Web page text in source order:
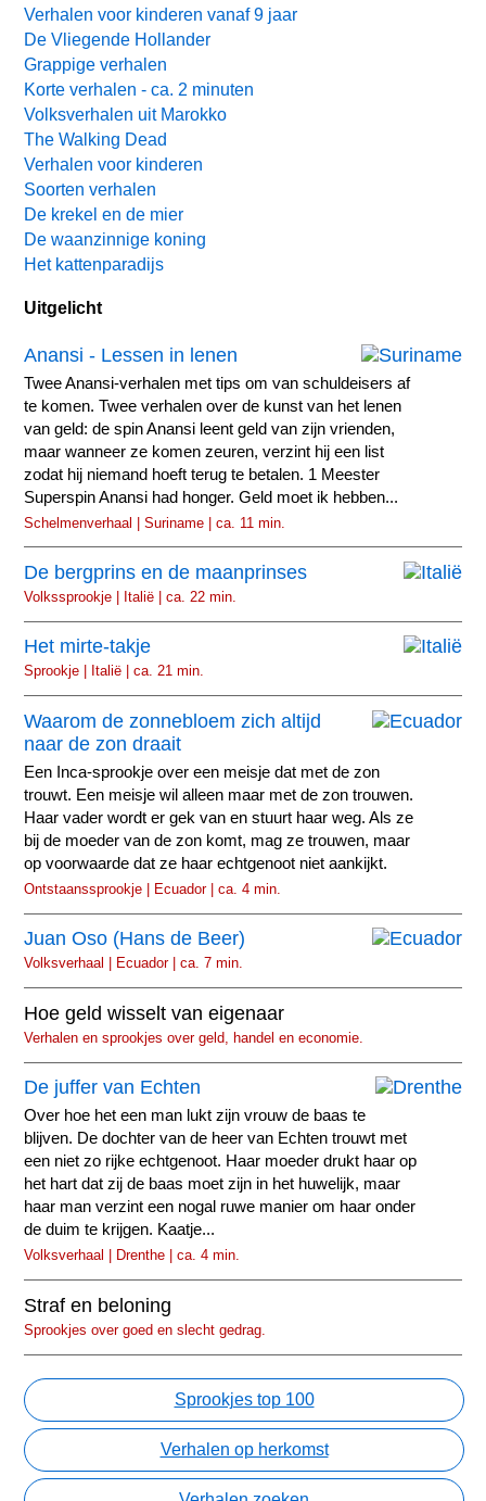
Verhalen voor kinderen vanaf 9 jaar
De Vliegende Hollander
Grappige verhalen
Korte verhalen - ca. 2 minuten
Volksverhalen uit Marokko
The Walking Dead
Verhalen voor kinderen
Soorten verhalen
De krekel en de mier
De waanzinnige koning
Het kattenparadijs
Uitgelicht
Anansi - Lessen in lenen
Twee Anansi-verhalen met tips om van schuldeisers af
te komen. Twee verhalen over de kunst van het lenen
van geld: de spin Anansi leent geld van zijn vrienden,
maar wanneer ze komen zeuren, verzint hij een list
zodat hij niemand hoeft terug te betalen. 1 Meester
Superspin Anansi had honger. Geld moet ik hebben...
Schelmenverhaal | Suriname | ca. 11 min.
De bergprins en de maanprinses
Volkssprookje | Italië | ca. 22 min.
Het mirte-takje
Sprookje | Italië | ca. 21 min.
Waarom de zonnebloem zich altijd
naar de zon draait
Een Inca-sprookje over een meisje dat met de zon
trouwt. Een meisje wil alleen maar met de zon trouwen.
Haar vader wordt er gek van en stuurt haar weg. Als ze
bij de moeder van de zon komt, mag ze trouwen, maar
op voorwaarde dat ze haar echtgenoot niet aankijkt.
Ontstaanssprookje | Ecuador | ca. 4 min.
Juan Oso (Hans de Beer)
Volksverhaal | Ecuador | ca. 7 min.
Hoe geld wisselt van eigenaar
Verhalen en sprookjes over geld, handel en economie.
De juffer van Echten
Over hoe het een man lukt zijn vrouw de baas te
blijven. De dochter van de heer van Echten trouwt met
een niet zo rijke echtgenoot. Haar moeder drukt haar op
het hart dat zij de baas moet zijn in het huwelijk, maar
haar man verzint een nogal ruwe manier om haar onder
de duim te krijgen. Kaatje...
Volksverhaal | Drenthe | ca. 4 min.
Straf en beloning
Sprookjes over goed en slecht gedrag.
Sprookjes top 100
Verhalen op herkomst